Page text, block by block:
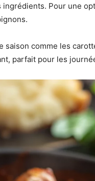
Pour une
saison comme les
parfait pour les